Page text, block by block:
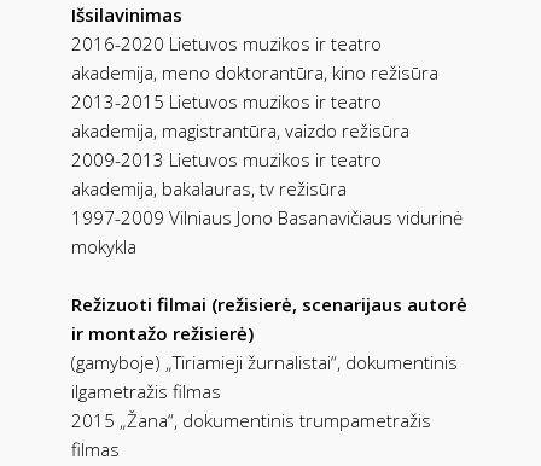
Išsilavinimas
2016-2020 Lietuvos muzikos ir teatro
akademija, meno doktorantūra, kino režisūra
2013-2015 Lietuvos muzikos ir teatro
akademija, magistrantūra, vaizdo režisūra
2009-2013 Lietuvos muzikos ir teatro
akademija, bakalauras, tv režisūra
1997-2009 Vilniaus Jono Basanavičiaus vidurinė
mokykla
Režizuoti filmai (režisierė, scenarijaus autorė
ir montažo režisierė)
(gamyboje) „Tiriamieji žurnalistai“, dokumentinis
ilgametražis filmas
2015 „Žana“, dokumentinis trumpametražis
filmas